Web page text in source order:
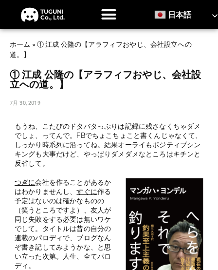
TUGUNI
Co., Ltd.
日本語
ホーム » ① 江成 公隆の【アラフィフおやじ、会社設立への
道。】
① 江成 公隆の【アラフィフおやじ、会社設
立への道。】
7月 30, 2019
もうね、こたびのドタバタっぷりは記録に残さなくちゃダメ
でしょ、ってんで。FBでちょこちょこと書くんじゃなくて、
しっかり時系列に沿ってね。結果オーライもポジティブシン
キングも大事だけど、やっぱりダメダメなところはキチンと
反省して。
つぎに会社を作ることがあるか
はわかりませんし、すぐに作る
予定はないのは確かなものの
（笑うところですよ）、友人が
同じ失敗をする必要は無いワケ
でして。タイトルは昔の自分の
連載のパロディで、ブログなん
ぞ書き記してみようかな、と思
い立った次第。人生、全てパロ
ディ。